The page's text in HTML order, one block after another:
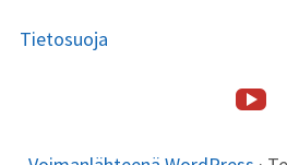
Tietosuoja
Etusivu
Stadin
Toiminta
Tsilari
Stadin